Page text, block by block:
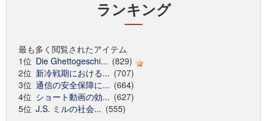
ランキング
最も多く閲覧されたアイテム
1位 Die Ghettogeschi... (829)
2位 新冷戦期における... (707)
3位 通信の安全保障に... (664)
4位 ショート動画の効... (627)
5位 J.S. ミルの社会... (555)